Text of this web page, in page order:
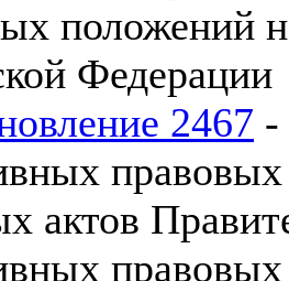
положений
Федерации
2467 -
актов